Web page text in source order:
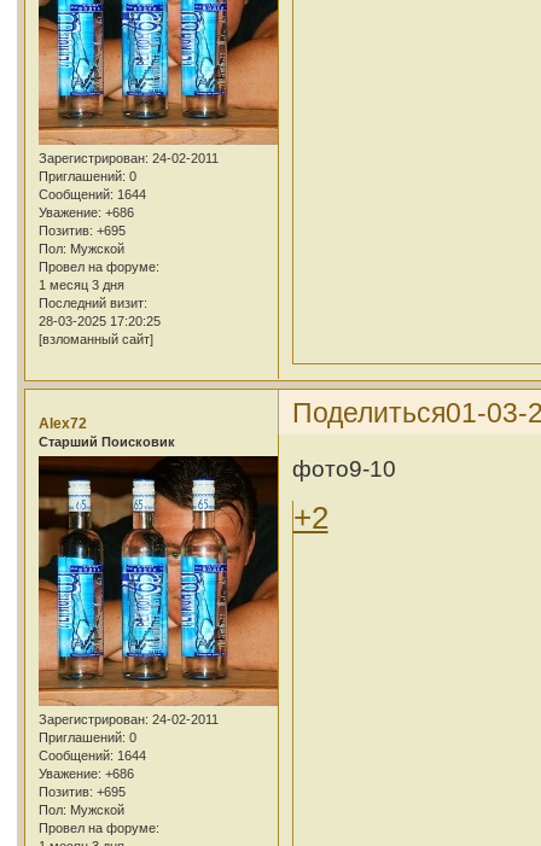
Зарегистрирован: 24-02-2011
Приглашений: 0
Сообщений: 1644
Уважение: +686
Позитив: +695
Пол: Мужской
Провел на форуме:
1 месяц 3 дня
Последний визит:
28-03-2025 17:20:25
[взломанный сайт]
Поделиться01-03-
Alex72
Cтарший Поисковик
Зарегистрирован: 24-02-2011
Приглашений: 0
Сообщений: 1644
Уважение: +686
Позитив: +695
Пол: Мужской
Провел на форуме:
фото9-10
+2